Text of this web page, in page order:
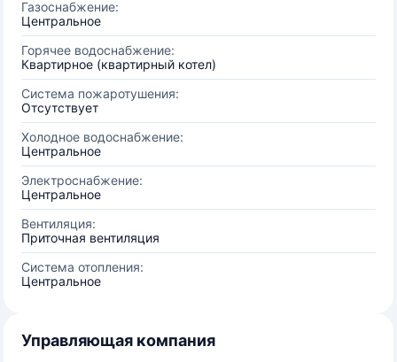
Газоснабжение:
Центральное
Горячее водоснабжение:
Квартирное (квартирный котел)
Система пожаротушения:
Отсутствует
Холодное водоснабжение:
Центральное
Электроснабжение:
Центральное
Вентиляция:
Приточная вентиляция
Система отопления:
Центральное
Управляющая компания